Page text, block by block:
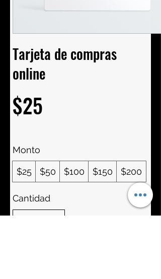
Tarjeta de compras
online
$25
Monto
$25 $50 $100 $150 $200
Cantidad